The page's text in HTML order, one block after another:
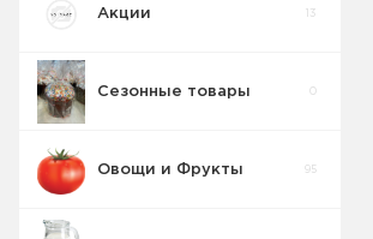
Акции 13
Сезонные товары
Овощи и Фрукты 95